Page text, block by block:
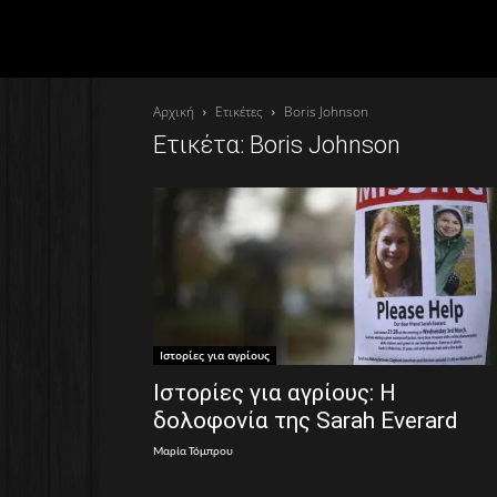
Αρχική Ετικέτες Boris Johnson
Ετικέτα: Boris Johnson
Ιστορίες για αγρίους
Ιστορίες για αγρίους: Η
δολοφονία της Sarah Everard
Μαρία Τόμπρου